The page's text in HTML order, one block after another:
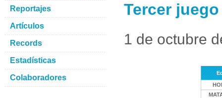
Tercer
1 de octubre
Reportajes
Artículos
Records
Estadísticas
Colaboradores